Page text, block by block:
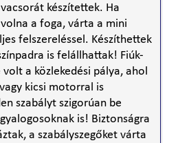
készítettek. Ha
a foga, várta a mini
felszereléssel. Készíthettek
is felállhattak! Fiúk-
a közlekedési pálya, ahol
kicsi motorral is
szabályt szigorúan be
is! Biztonságra
a szabályszegőket várta